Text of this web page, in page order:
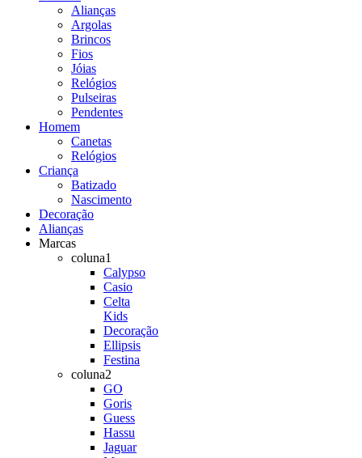
Alianças
Argolas
Brincos
Fios
Jóias
Relógios
Pulseiras
Pendentes
Homem
Canetas
Relógios
Criança
Batizado
Nascimento
Decoração
Alianças
Marcas
coluna1
Calypso
Casio
Celta
Kids
Decoração
Ellipsis
Festina
coluna2
GO
Goris
Guess
Hassu
Jaguar